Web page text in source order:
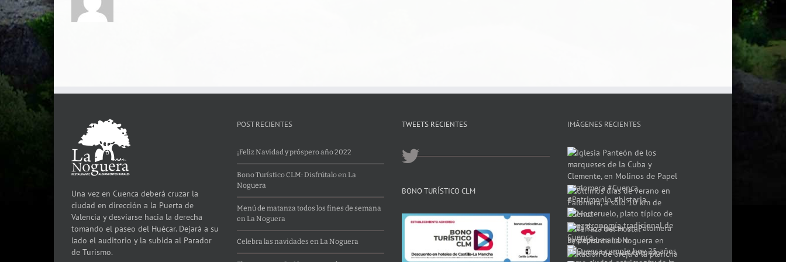
Una vez en Cuenca deberá cruzar la
ciudad en dirección a la Puerta de
Valencia y desviarse hacia la derecha
tomando el paseo del Huécar. Dejará a su
lado el auditorio y la subida al Parador
de Turismo.
POST RECIENTES
¡Feliz Navidad y próspero año 2022
Bono Turístico CLM: Disfrútalo en La
Noguera
Menú de matanza todos los fines de semana
en La Noguera
Celebra las navidades en La Noguera
TWEETS RECIENTES
BONO TURÍSTICO CLM
IMÁGENES RECIENTES